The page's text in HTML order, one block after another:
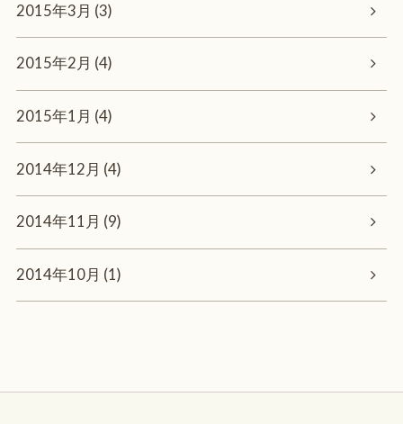
2015年3月 (3)
2015年2月 (4)
2015年1月 (4)
2014年12月 (4)
2014年11月 (9)
2014年10月 (1)